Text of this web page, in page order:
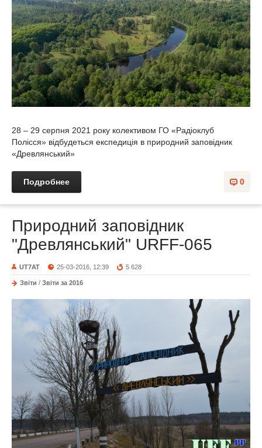
28 – 29 серпня 2021 року колективом ГО «Радіоклуб
Полісся» відбудеться експедиція в природний заповідник
«Древлянський»
0
Подробнее
Природний заповідник
"Древлянський" URFF-065
UT7AT 25-03-2016, 12:39 5 628
Звіти / Звіти за 2016